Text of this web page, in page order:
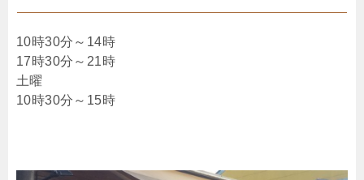
10時30分～14時
17時30分～21時
土曜
10時30分～15時